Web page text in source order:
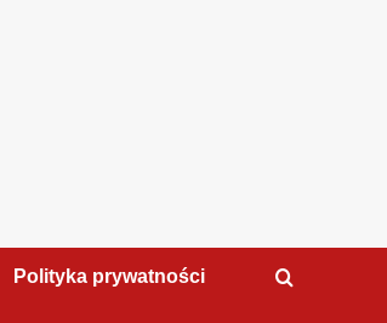
Polityka prywatności